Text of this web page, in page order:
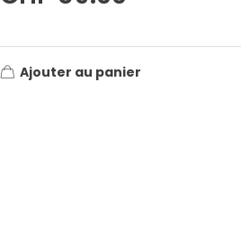
Ajouter au panier